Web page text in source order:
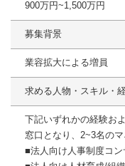
900万円~1,500万円
募集背景
業容拡大による増員
求める人物・スキル・
下記いずれかの経験お
窓口となり、2~3名の
■法人向け人事制度コ